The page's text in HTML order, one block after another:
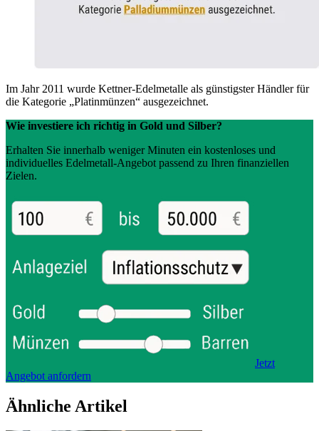
Im Jahr 2011 wurde Kettner-Edelmetalle als günstigster Händler für
die Kategorie „Platinmünzen“ ausgezeichnet.
Wie investiere ich richtig in Gold und Silber?
Erhalten Sie innerhalb weniger Minuten ein kostenloses und
individuelles Edelmetall-Angebot passend zu Ihren finanziellen
Zielen.
Jetzt
Angebot anfordern
Ähnliche Artikel